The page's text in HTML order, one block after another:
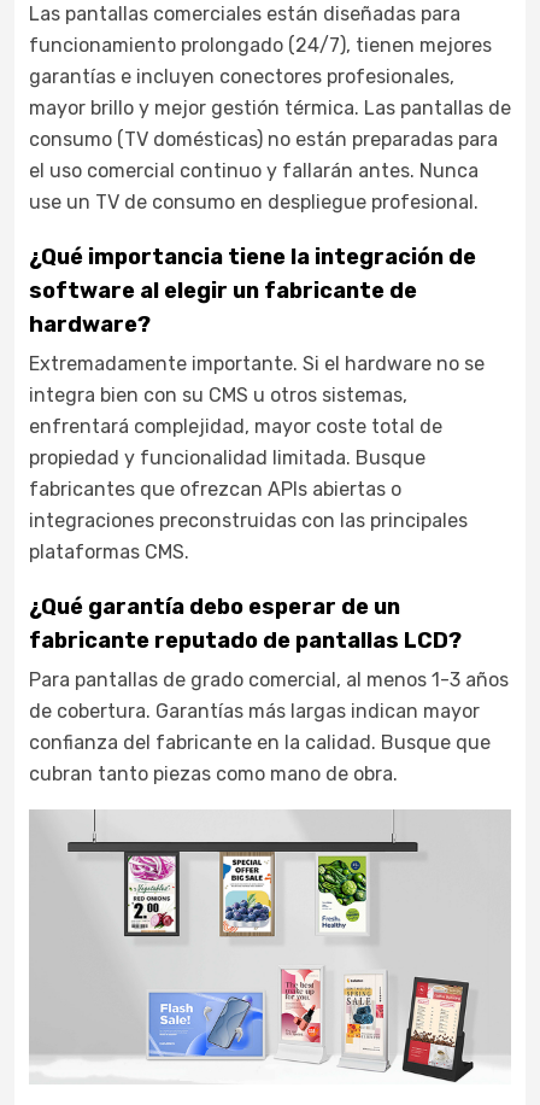
Las pantallas comerciales están diseñadas para
funcionamiento prolongado (24/7), tienen mejores
garantías e incluyen conectores profesionales,
mayor brillo y mejor gestión térmica. Las pantallas de
consumo (TV domésticas) no están preparadas para
el uso comercial continuo y fallarán antes. Nunca
use un TV de consumo en despliegue profesional.
¿Qué importancia tiene la integración de
software al elegir un fabricante de
hardware?
Extremadamente importante. Si el hardware no se
integra bien con su CMS u otros sistemas,
enfrentará complejidad, mayor coste total de
propiedad y funcionalidad limitada. Busque
fabricantes que ofrezcan APIs abiertas o
integraciones preconstruidas con las principales
plataformas CMS.
¿Qué garantía debo esperar de un
fabricante reputado de pantallas LCD?
Para pantallas de grado comercial, al menos 1-3 años
de cobertura. Garantías más largas indican mayor
confianza del fabricante en la calidad. Busque que
cubran tanto piezas como mano de obra.